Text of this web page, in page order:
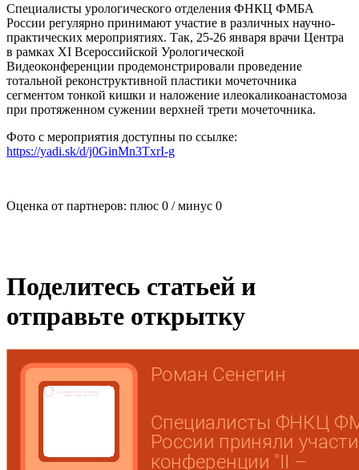
Специалисты урологического отделения ФНКЦ ФМБА
России регулярно принимают участие в различных научно-
практических мероприятиях. Так, 25-26 января врачи Центра
в рамках ХI Всероссийской Урологической
Видеоконференции продемонстрировали проведение
тотальной реконструктивной пластики мочеточника
сегментом тонкой кишки и наложение илеокаликоанастомоза
при протяженном сужении верхней трети мочеточника.
Фото с мероприятия доступны по ссылке:
https://yadi.sk/d/j0GinMn3TxrI-g
Оценка от партнеров: плюс 0 / минус 0
Поделитесь статьей и
отправьте открытку